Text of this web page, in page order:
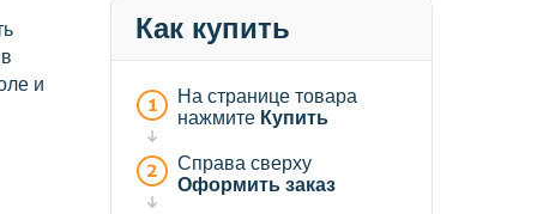
и
Как купить
На странице товара
нажмите Купить
Справа сверху
Оформить заказ